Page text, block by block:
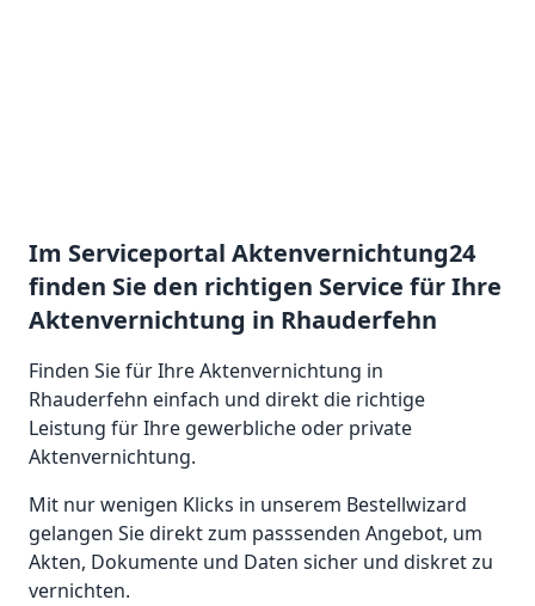
Im Serviceportal Aktenvernichtung24
finden Sie den richtigen Service für Ihre
Aktenvernichtung in Rhauderfehn
Finden Sie für Ihre Aktenvernichtung in
Rhauderfehn einfach und direkt die richtige
Leistung für Ihre gewerbliche oder private
Aktenvernichtung.
Mit nur wenigen Klicks in unserem Bestellwizard
gelangen Sie direkt zum passsenden Angebot, um
Akten, Dokumente und Daten sicher und diskret zu
vernichten.